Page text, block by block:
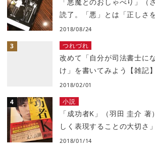
読了。「悪」とは「正しさ
2018/08/24
つれづれ
改めて「自分が司法書士に
け」を書いてみよう【雑記】
2018/02/01
小説
「成功者K」（羽田 圭介
しく表現することの大切さ
2018/01/14